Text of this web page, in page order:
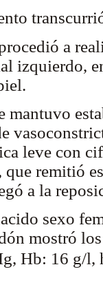
a
izquierdo,
mantuvo
leve con
remitió
a la
sexo
mostró
Hb: 16 g/l,